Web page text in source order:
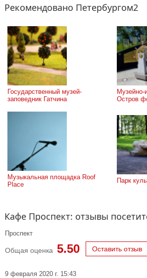
Рекомендовано Петербургом2
Государственный музей-
заповедник Гатчина
Музейно-
Остров
Музыкальная площадка Roof
Place
Парк
Кафе Проспект: отзывы
Проспект
Общая оценка 5.50 Оставить отзыв
9 февраля 2020 г. 15:43